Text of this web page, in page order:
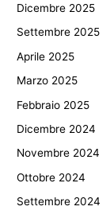
Dicembre 2025
Settembre 2025
Aprile 2025
Marzo 2025
Febbraio 2025
Dicembre 2024
Novembre 2024
Ottobre 2024
Settembre 2024